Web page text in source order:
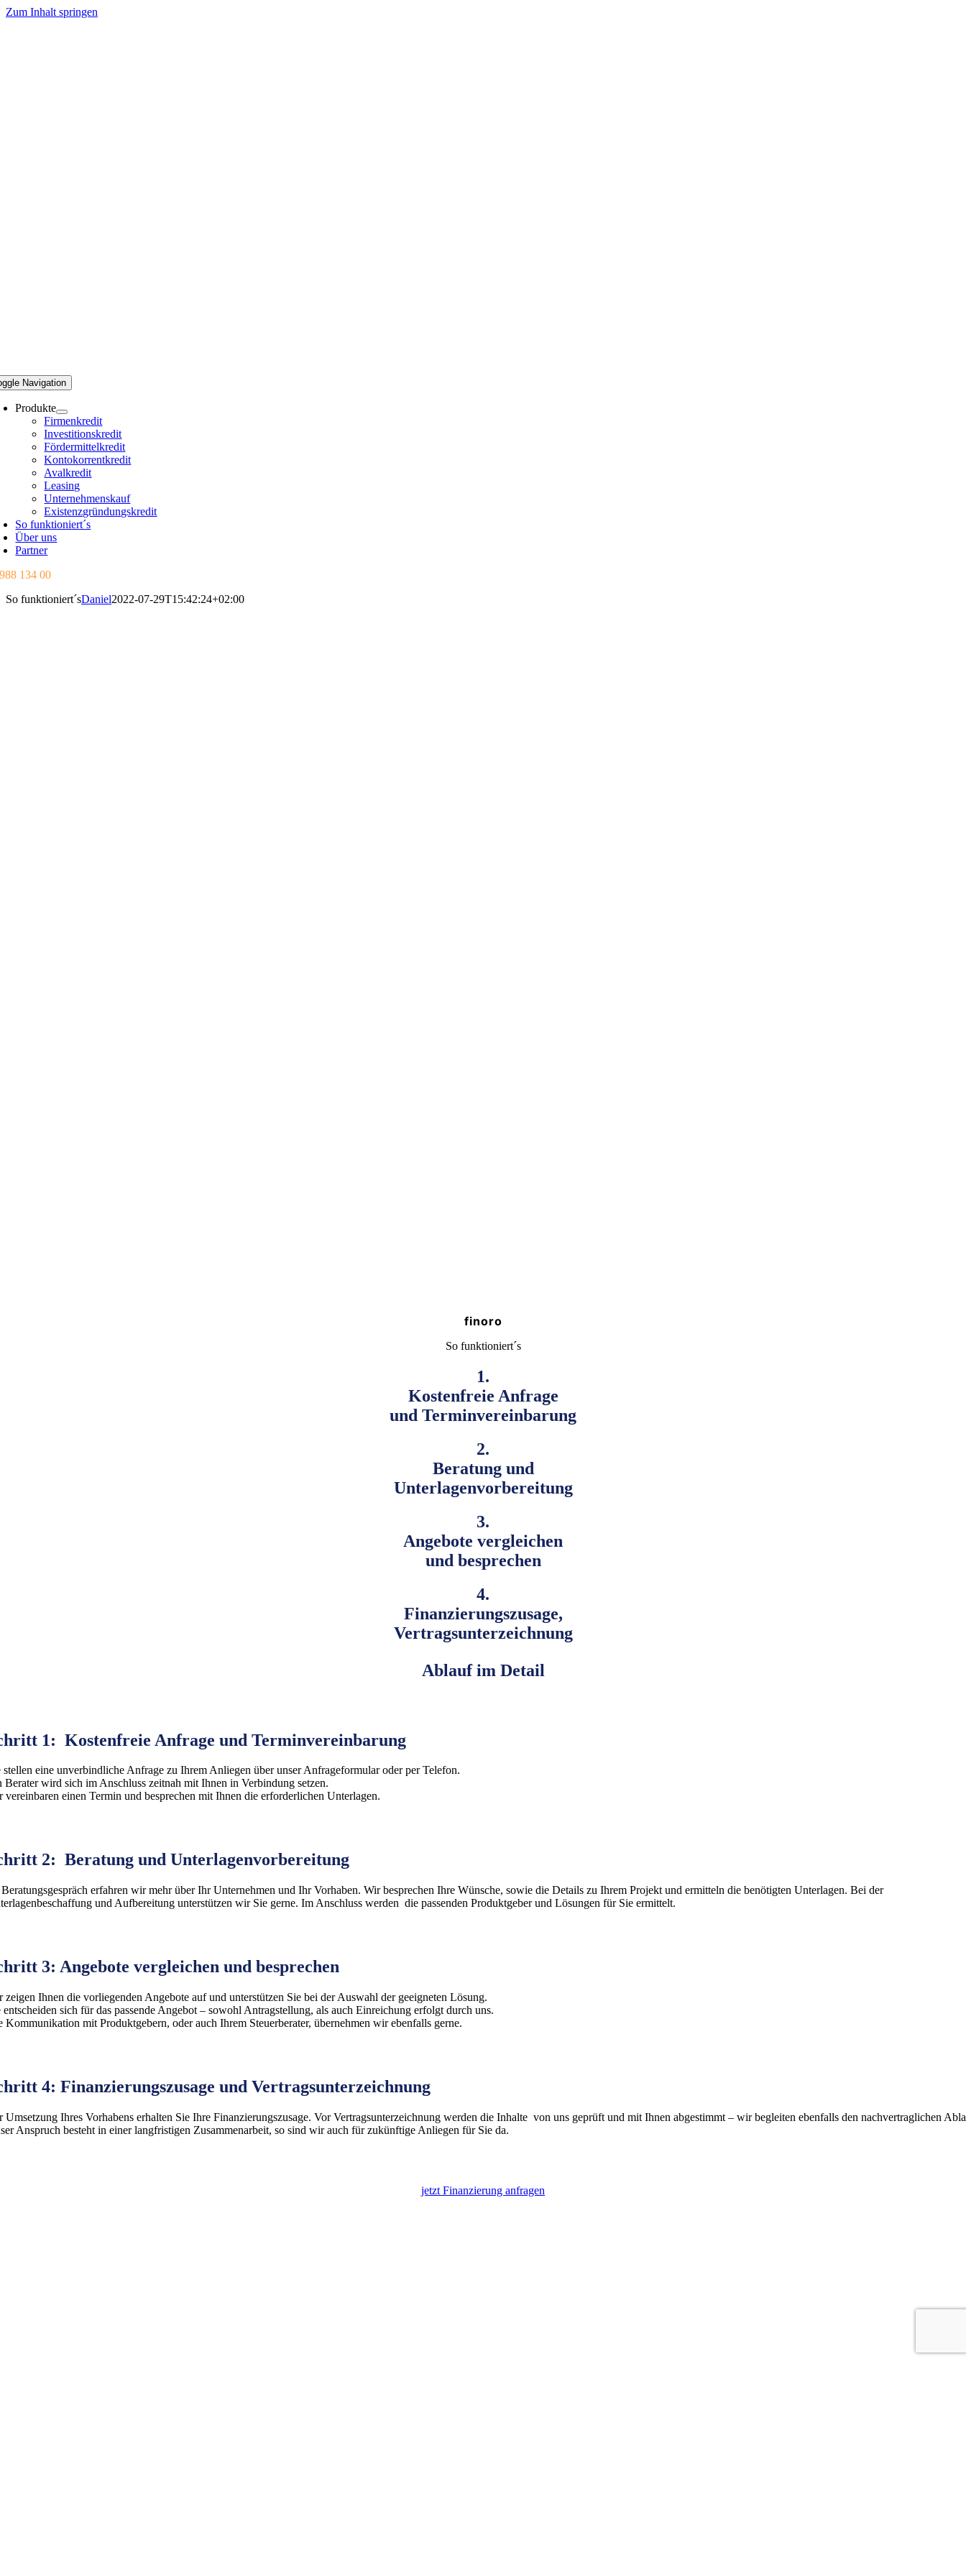
Zum Inhalt springen
Navigation
Produkte
Firmenkredit
Investitionskredit
Fördermittelkredit
Kontokorrentkredit
Avalkredit
Leasing
Unternehmenskauf
Existenzgründungskredit
So funktioniert´s
Über uns
Partner
134 00
So funktioniert´sDaniel2022-07-29T15:42:24+02:00
finoro
So funktioniert´s
1.
Kostenfreie Anfrage
und Terminvereinbarung
2.
Beratung und
Unterlagenvorbereitung
3.
Angebote vergleichen
und besprechen
4.
Finanzierungszusage,
Vertragsunterzeichnung
Ablauf im Detail
1:Kostenfreie Anfrage und Terminvereinbarung
stellen eine unverbindliche Anfrage zu Ihrem Anliegen über unser Anfrageformular oder per Telefon.
Berater wird sich im Anschluss zeitnah mit Ihnen in Verbindung setzen.
vereinbaren einen Termin und besprechen mit Ihnen die erforderlichen Unterlagen.
2:Beratung und Unterlagenvorbereitung
erfahren wir mehr über Ihr Unternehmen und Ihr Vorhaben. Wir besprechen Ihre Wünsche, sowie die Details zu Ihrem Projekt und ermitteln die benötigten Unterlagen. Bei der
und Aufbereitung unterstützen wir Sie gerne. Im Anschluss werden die passenden Produktgeber und Lösungen für Sie ermittelt.
3: Angebote vergleichen und besprechen
zeigen Ihnen die vorliegenden Angebote auf und unterstützen Sie bei der Auswahl der geeigneten Lösung.
entscheiden sich für das passende Angebot – sowohl Antragstellung, als auch Einreichung erfolgt durch uns.
Kommunikation mit Produktgebern, oder auch Ihrem Steuerberater, übernehmen wir ebenfalls gerne.
4: Finanzierungszusage und Vertragsunterzeichnung
Umsetzung Ihres Vorhabens erhalten Sie Ihre Finanzierungszusage. Vor Vertragsunterzeichnung werden die Inhalte von uns geprüft und mit Ihnen abgestimmt – wir begleiten ebenfalls den nachvertraglichen
Anspruch besteht in einer langfristigen Zusammenarbeit, so sind wir auch für zukünftige Anliegen für Sie da.
jetzt Finanzierung anfragen